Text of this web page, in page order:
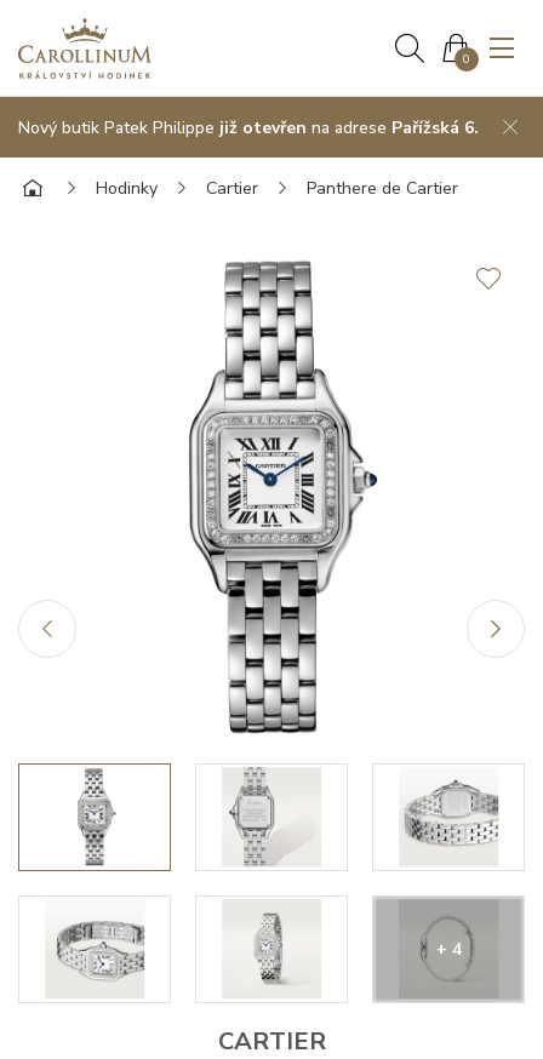
0
Nový butik Patek Philippe již otevřen na adrese Pařížská 6.
Hodinky Cartier Panthere de Cartier
+ 4
CARTIER